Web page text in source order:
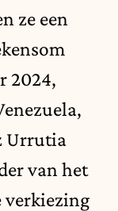
ze een
2024,
Urrutia
van het
verkiezing